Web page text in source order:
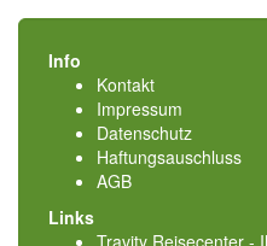
Info
Kontakt
Impressum
Datenschutz
Haftungsauschluss
AGB
Links